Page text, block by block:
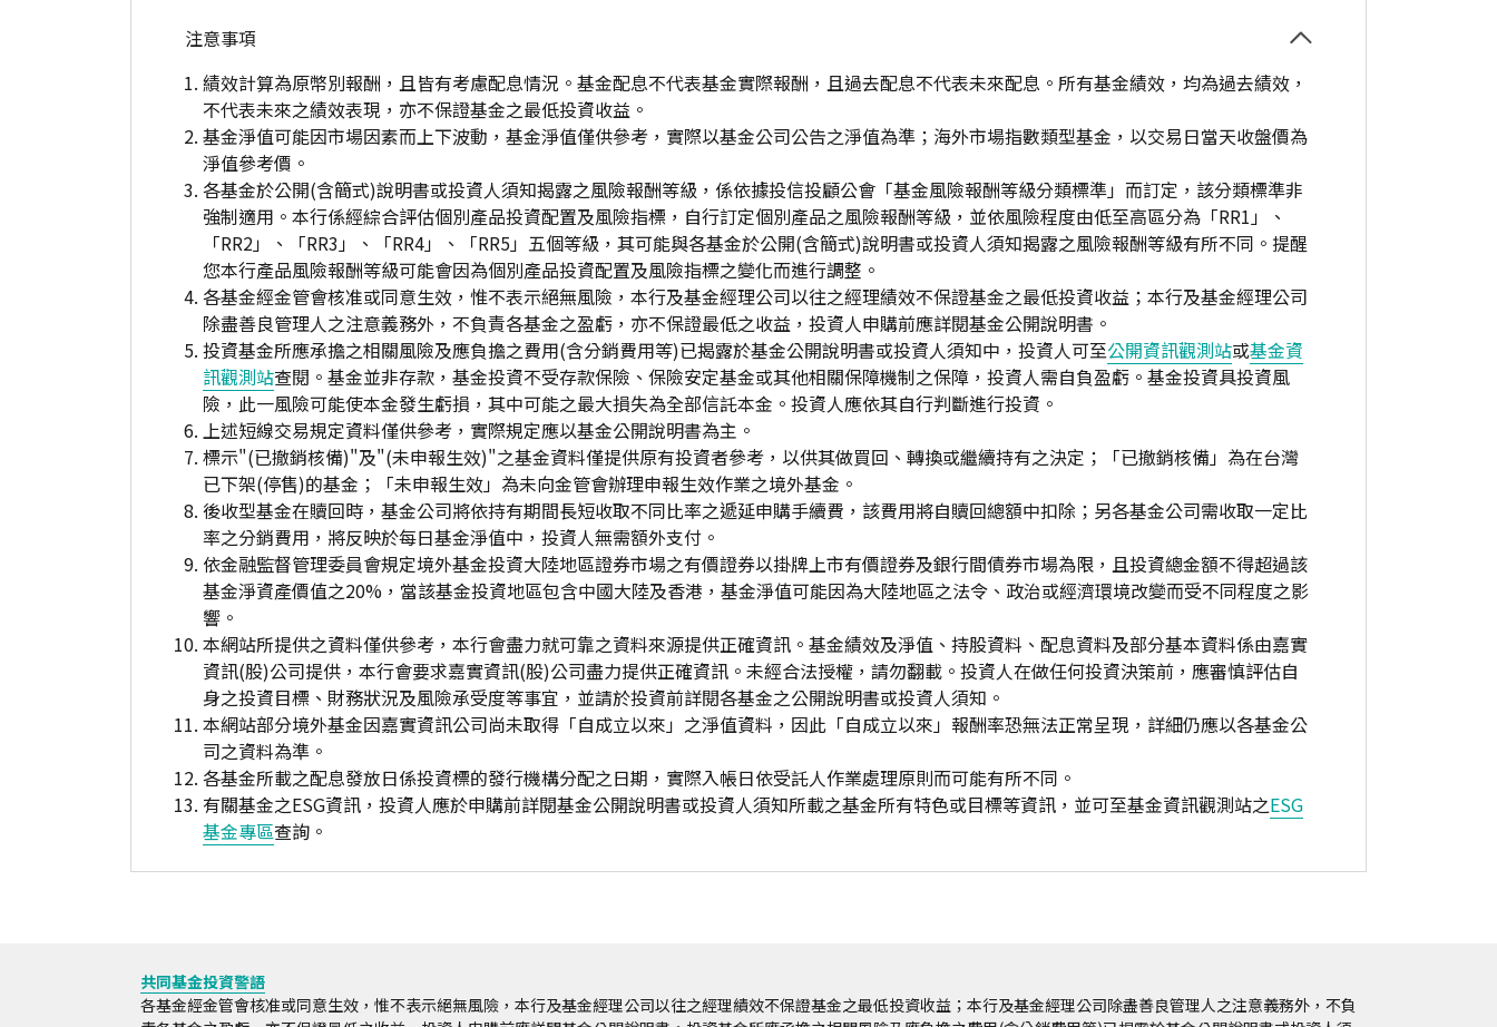
注意事項
績效計算為原幣別報酬，且皆有考慮配息情況。基金配息不代表基金實際報酬，且過去配息不代表未來配息。所有基金績效，均為過去績效，
不代表未來之績效表現，亦不保證基金之最低投資收益。
基金淨值可能因市場因素而上下波動，基金淨值僅供參考，實際以基金公司公告之淨值為準；海外市場指數類型基金，以交易日當天收盤價為
淨值參考價。
各基金於公開(含簡式)說明書或投資人須知揭露之風險報酬等級，係依據投信投顧公會「基金風險報酬等級分類標準」而訂定，該分類標準非
強制適用。本行係經綜合評估個別產品投資配置及風險指標，自行訂定個別產品之風險報酬等級，並依風險程度由低至高區分為「RR1」、
「RR2」、「RR3」、「RR4」、「RR5」五個等級，其可能與各基金於公開(含簡式)說明書或投資人須知揭露之風險報酬等級有所不同。提醒
您本行產品風險報酬等級可能會因為個別產品投資配置及風險指標之變化而進行調整。
各基金經金管會核准或同意生效，惟不表示絕無風險，本行及基金經理公司以往之經理績效不保證基金之最低投資收益；本行及基金經理公司
除盡善良管理人之注意義務外，不負責各基金之盈虧，亦不保證最低之收益，投資人申購前應詳閱基金公開說明書。
投資基金所應承擔之相關風險及應負擔之費用(含分銷費用等)已揭露於基金公開說明書或投資人須知中，投資人可至公開資訊觀測站或基金資
訊觀測站查閱。基金並非存款，基金投資不受存款保險、保險安定基金或其他相關保障機制之保障，投資人需自負盈虧。基金投資具投資風
險，此一風險可能使本金發生虧損，其中可能之最大損失為全部信託本金。投資人應依其自行判斷進行投資。
上述短線交易規定資料僅供參考，實際規定應以基金公開說明書為主。
標示"(已撤銷核備)"及"(未申報生效)"之基金資料僅提供原有投資者參考，以供其做買回、轉換或繼續持有之決定；「已撤銷核備」為在台灣
已下架(停售)的基金；「未申報生效」為未向金管會辦理申報生效作業之境外基金。
後收型基金在贖回時，基金公司將依持有期間長短收取不同比率之遞延申購手續費，該費用將自贖回總額中扣除；另各基金公司需收取一定比
率之分銷費用，將反映於每日基金淨值中，投資人無需額外支付。
依金融監督管理委員會規定境外基金投資大陸地區證券市場之有價證券以掛牌上市有價證券及銀行間債券市場為限，且投資總金額不得超過該
基金淨資產價值之20%，當該基金投資地區包含中國大陸及香港，基金淨值可能因為大陸地區之法令、政治或經濟環境改變而受不同程度之影
響。
本網站所提供之資料僅供參考，本行會盡力就可靠之資料來源提供正確資訊。基金績效及淨值、持股資料、配息資料及部分基本資料係由嘉實
資訊(股)公司提供，本行會要求嘉實資訊(股)公司盡力提供正確資訊。未經合法授權，請勿翻載。投資人在做任何投資決策前，應審慎評估自
身之投資目標、財務狀況及風險承受度等事宜，並請於投資前詳閱各基金之公開說明書或投資人須知。
本網站部分境外基金因嘉實資訊公司尚未取得「自成立以來」之淨值資料，因此「自成立以來」報酬率恐無法正常呈現，詳細仍應以各基金公
司之資料為準。
各基金所載之配息發放日係投資標的發行機構分配之日期，實際入帳日依受託人作業處理原則而可能有所不同。
有關基金之ESG資訊，投資人應於申購前詳閱基金公開說明書或投資人須知所載之基金所有特色或目標等資訊，並可至基金資訊觀測站之ESG
基金專區查詢。
共同基金投資警語
各基金經金管會核准或同意生效，惟不表示絕無風險，本行及基金經理公司以往之經理績效不保證基金之最低投資收益；本行及基金經理公司除盡善良管理人之注意義務外，不負